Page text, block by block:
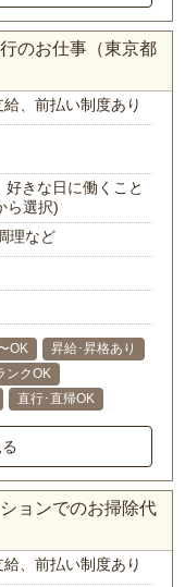
のお仕事（東京都
給、前払い制度あり
きな日に働くこと
ら選択)
理など
OK
昇給･昇格あり
ンクOK
直行･直帰OK
ョンでのお掃除代
給、前払い制度あり